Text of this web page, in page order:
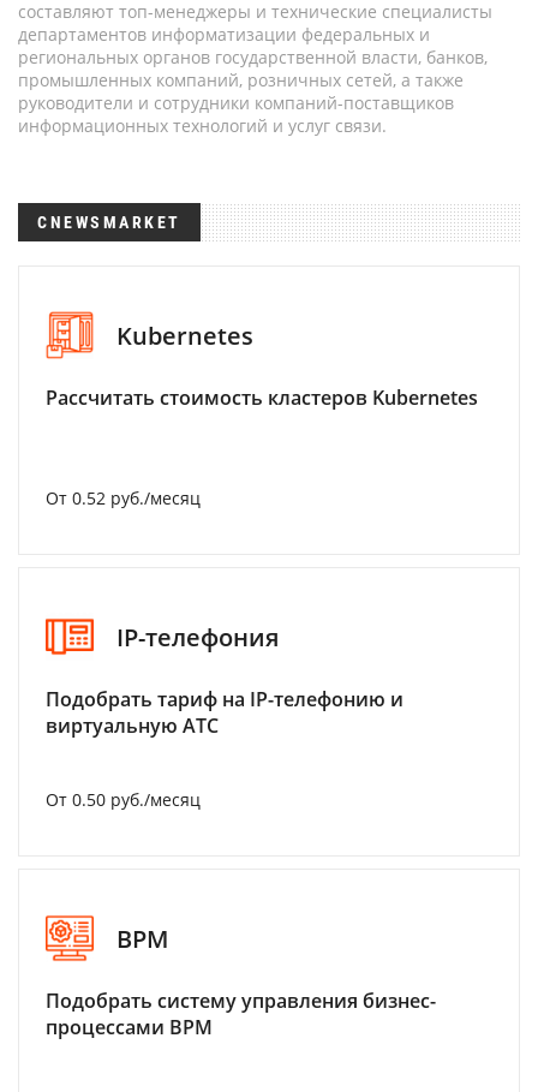
составляют топ-менеджеры и технические специалисты
департаментов информатизации федеральных и
региональных органов государственной власти, банков,
промышленных компаний, розничных сетей, а также
руководители и сотрудники компаний-поставщиков
информационных технологий и услуг связи.
CNEWSMARKET
Kubernetes
Рассчитать стоимость кластеров Kubernetes
От 0.52 руб./месяц
IP-телефония
Подобрать тариф на IP-телефонию и
виртуальную АТС
От 0.50 руб./месяц
BPM
Подобрать систему управления бизнес-
процессами BPM